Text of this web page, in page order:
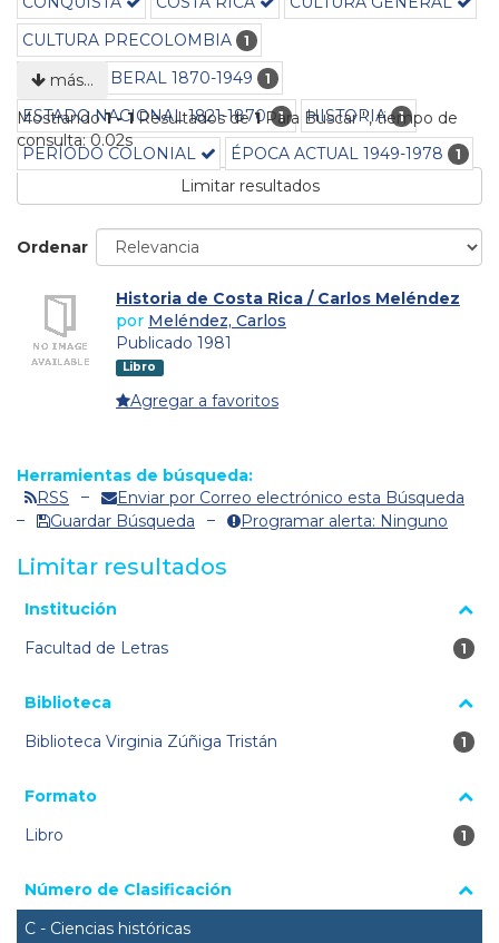
CULTURA PRECOLOMBIA
1
ESTADO LIBERAL 1870-1949 1
ESTADO NACIONAL 1821-1870 1 HISTORIA 1
PERÍODO COLONIAL ÉPOCA ACTUAL 1949-1978 1
más…
Mostrando1 - 1Resultados de1Para Buscar '', tiempo de
consulta: 0.02s
Limitar resultados
Ordenar
Historia de Costa Rica / Carlos Meléndez
por Meléndez, Carlos
Publicado 1981
Libro
Agregar a favoritos
Herramientas de búsqueda:
RSS
Enviar por Correo electrónico esta Búsqueda
Guardar Búsqueda
Programar alerta: Ninguno
Limitar resultados
La página se volverá a cargar cuando se seleccione o excluya
Institución
Facultad de Letras
1
1
Biblioteca
Biblioteca Virginia Zúñiga Tristán
1
1
Formato
Libro
1
1
Número de Clasificación
C - Ciencias históricas